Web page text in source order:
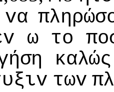
vα
ω τo
καλώς
τωv